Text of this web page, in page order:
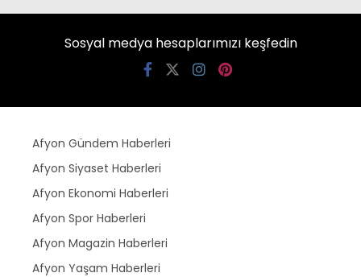
Sosyal medya hesaplarımızı keşfedin
Afyon Gündem Haberleri
Afyon Siyaset Haberleri
Afyon Ekonomi Haberleri
Afyon Spor Haberleri
Afyon Magazin Haberleri
Afyon Yaşam Haberleri